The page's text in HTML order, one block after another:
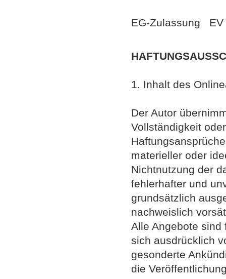
EG-Zulassung EV
1. Inhalt des
Der Autor
Vollständigkeit
materieller oder
Nichtnutzung der
fehlerhafter und
grundsätzlich
nachweislich
Alle Angebote sind
sich ausdrücklich
gesonderte
die